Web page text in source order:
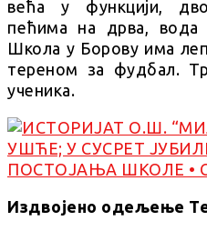
већа у функцији,
пећима на дрва,
Школа у Борову има
тереном за фудбал.
ученика.
Издвојено одељење